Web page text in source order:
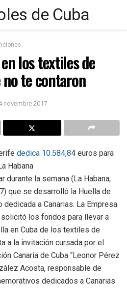
los textiles de
te contaron
novembre 2017
dedica 10.584,84 euros para
Habana
durante la semana (La Habana,
que se desarrolló la Huella de
dedicada a Canarias. La Empresa
solicitó los fondos para llevar a
en Cuba de los textiles de
a la invitación cursada por el
Canaria de Cuba “Leonor Pérez
Acosta, responsable de
dedicados a Canarias